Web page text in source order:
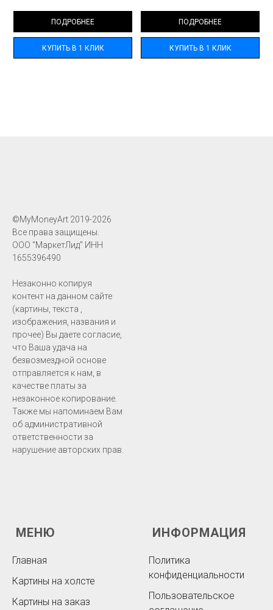
ПОДРОБНЕЕ
КУПИТЬ В 1 КЛИК
ПОДРОБНЕЕ
КУПИТЬ В 1 КЛИК
©MyMoneyArt 2019-2026
Все права защищены.
ООО "МаркетЛид" ИНН
1655396490
Незаконно копируя
контент на данном сайте
(картины, текста ,
изображения, названия и
прочее) Вы даете согласие,
что Ваша удача на
безвозмездной основе
отправляется к нам, в
качестве платы за
незаконное копирование.
Также мы напоминаем Вам
об административной
ответственности за
нарушение авторских прав.
МЕНЮ
Главная
Картины на холсте
Картины на заказ
ИНФОРМАЦИЯ
Политика
конфиденциальности
Пользовательское